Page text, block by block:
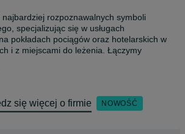
rozpoznawalnych symboli
specjalizując się w usługach
pokładach pociągów oraz hotelarskich w
i z miejscami do leżenia. Łączymy
stale podnosząc standardy
kolejowych, oferujemy catering na
się więcej o firmie NOWOŚĆ